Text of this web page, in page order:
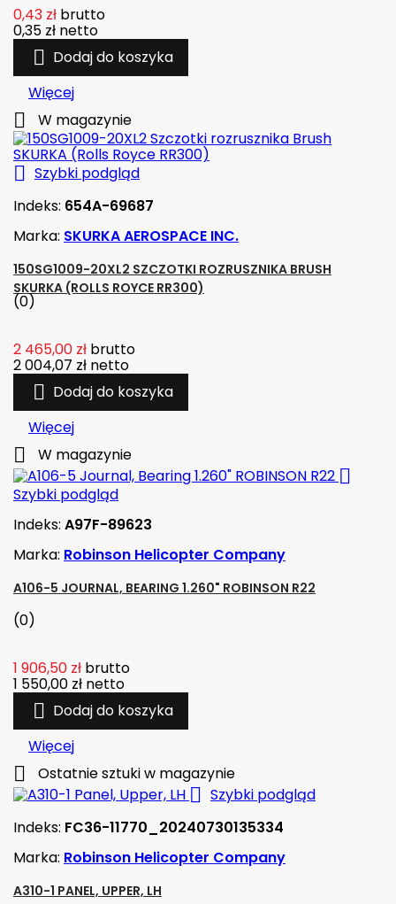
0,43 zł brutto
0,35 zł netto
 Dodaj do koszyka
Więcej
 W magazynie
 Szybki podgląd
Indeks: 654A-69687
Marka: SKURKA AEROSPACE INC.
150SG1009-20XL2 SZCZOTKI ROZRUSZNIKA BRUSH
SKURKA (ROLLS ROYCE RR300)
(0)
2 465,00 zł brutto
2 004,07 zł netto
 Dodaj do koszyka
Więcej
 W magazynie

Szybki podgląd
Indeks: A97F-89623
Marka: Robinson Helicopter Company
A106-5 JOURNAL, BEARING 1.260" ROBINSON R22
(0)
1 906,50 zł brutto
1 550,00 zł netto
 Dodaj do koszyka
Więcej
 Ostatnie sztuki w magazynie
 Szybki podgląd
Indeks: FC36-11770_20240730135334
Marka: Robinson Helicopter Company
A310-1 PANEL, UPPER, LH